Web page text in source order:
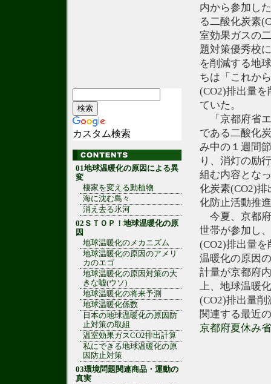
内から参加し
る二酸化炭素
室効果ガスの
題対策優秀校
を削減する地
ちは「これか
(CO2)排出量
ていた。
「京都府省
である二酸化
み中の１週間
り、消灯の励
組む内容とな
化炭素(CO2)
化防止活動推
今夏、京都府
世帯が参加し
(CO2)排出量
温暖化の原因
計量が京都府
上、地球温暖
(CO2)排出量
関連する最近
京都府夏休み
カスタム検索
01地球温暖化の原因による異
変
棲家を変える動植物
海に沈む島々
消え去る氷河
02ＳＴＯＰ！地球温暖化の原
因
地球温暖化のメカニズム
地球温暖化の原因のアメリ
カのエゴ
地球温暖化の原因対策の大
きな嘘(ウソ)
地球温暖化の将来予測
地球温暖化係数
日本の地球温暖化の原因防
止対策の取組
温室効果ガスCO2排出計算
私にできる地球温暖化の原
因防止対策
03環境問題関連商品・運動の
真実